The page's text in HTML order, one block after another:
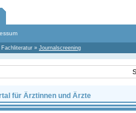
Fachliteratur » Journalscreening
für Ärztinnen und Ärzte